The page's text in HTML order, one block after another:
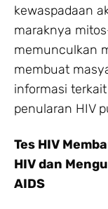
kewaspadaan
maraknya
memunculkan
membuat
informasi
penularan HIV
Tes HIV
HIV dan
AIDS